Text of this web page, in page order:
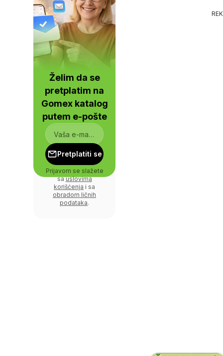
Želim da se
pretplatim na
Gomex katalog
putem e-pošte
Pretplatiti se
Prijavom se slažete
sauslovima
korišćenja i sa
obradom ličnih
podataka.